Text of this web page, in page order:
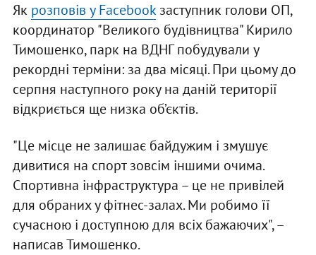
Як розповів у Facebookзаступник голови ОП,
координатор "Великого будівництва" Кирило
Тимошенко, парк на ВДНГ побудували у
рекордні терміни: за два місяці. При цьому до
серпня наступного року на даній території
відкриється ще низка об’єктів.
"Це місце не залишає байдужим і змушує
дивитися на спорт зовсім іншими очима.
Спортивна інфраструктура – це не привілей
для обраних у фітнес-залах. Ми робимо її
сучасною і доступною для всіх бажаючих", –
написав Тимошенко.